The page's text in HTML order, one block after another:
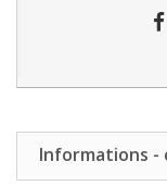
Informations -